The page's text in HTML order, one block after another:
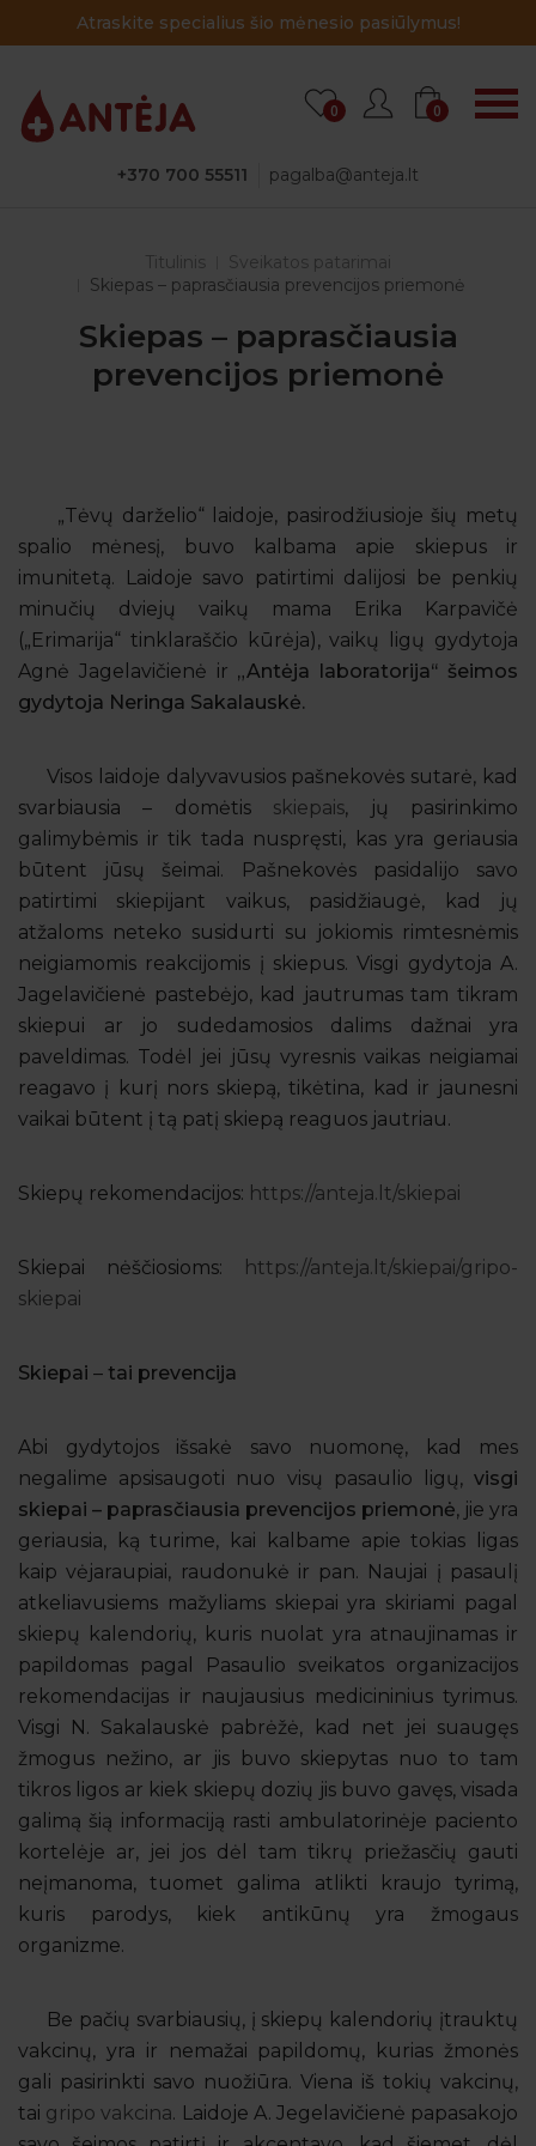
Atraskite specialius šio mėnesio
+370 700 55511 pagalba@anteja.lt
0 0
Titulinis
Sveikatos patarimai
Skiepas – paprasčiausia prevencijos priemonė
Skiepas – paprasčiausia
prevencijos priemonė
„Tėvų darželio“ laidoje, pasirodžiusioje šių metų
spalio mėnesį, buvo kalbama apie skiepus ir
imunitetą. Laidoje savo patirtimi dalijosi be penkių
minučių dviejų vaikų mama Erika Karpavičė
(„Erimarija“ tinklaraščio kūrėja), vaikų ligų gydytoja
Agnė Jagelavičienė ir „Antėja laboratorija‘‘ šeimos
gydytoja Neringa Sakalauskė.
Visos laidoje dalyvavusios pašnekovės sutarė, kad
svarbiausia – domėtis skiepais, jų pasirinkimo
galimybėmis ir tik tada nuspręsti, kas yra geriausia
būtent jūsų šeimai. Pašnekovės pasidalijo savo
patirtimi skiepijant vaikus, pasidžiaugė, kad jų
atžaloms neteko susidurti su jokiomis rimtesnėmis
neigiamomis reakcijomis į skiepus. Visgi gydytoja A.
Jagelavičienė pastebėjo, kad jautrumas tam tikram
skiepui ar jo sudedamosios dalims dažnai yra
paveldimas. Todėl jei jūsų vyresnis vaikas neigiamai
reagavo į kurį nors skiepą, tikėtina, kad ir jaunesni
vaikai būtent į tą patį skiepą reaguos jautriau.
Skiepų rekomendacijos: https://anteja.lt/skiepai
Skiepai nėščiosioms:
https://anteja.lt/skiepai/gripo-
skiepai
Skiepai – tai prevencija
Abi gydytojos išsakė savo nuomonę, kad mes
negalime apsisaugoti nuo visų pasaulio ligų, visgi
skiepai – paprasčiausia prevencijos priemonė, jie yra
geriausia, ką turime, kai kalbame apie tokias ligas
kaip vėjaraupiai, raudonukė ir pan. Naujai į pasaulį
atkeliavusiems mažyliams skiepai yra skiriami pagal
skiepų kalendorių, kuris nuolat yra atnaujinamas ir
papildomas pagal Pasaulio sveikatos organizacijos
rekomendacijas ir naujausius medicininius tyrimus.
Visgi N. Sakalauskė pabrėžė, kad net jei suaugęs
žmogus nežino, ar jis buvo skiepytas nuo to tam
tikros ligos ar kiek skiepų dozių jis buvo gavęs, visada
galimą šią informaciją rasti ambulatorinėje paciento
kortelėje ar, jei jos dėl tam tikrų priežasčių gauti
neįmanoma, tuomet galima atlikti kraujo tyrimą,
kuris parodys, kiek antikūnų yra žmogaus
organizme.
Be pačių svarbiausių, į skiepų kalendorių įtrauktų
vakcinų, yra ir nemažai papildomų, kurias žmonės
gali pasirinkti savo nuožiūra. Viena iš tokių vakcinų,
tai gripo vakcina. Laidoje A. Jegelavičienė papasakojo